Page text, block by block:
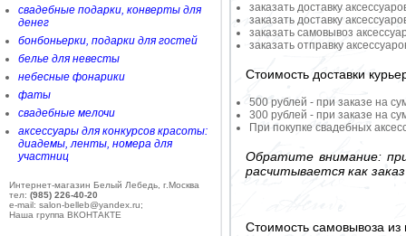
свадебные подарки, конверты для
денег
бонбоньерки, подарки для гостей
белье для невесты
небесные фонарики
фаты
свадебные мелочи
аксессуары для конкурсов красоты:
диадемы, ленты, номера для
участниц
Интернет-магазин Белый Лебедь, г.Москва
тел: (985) 226-40-20
e-mail: salon-belleb@yandex.ru;
Наша группа ВКОНТАКТЕ
заказать доставку
заказать доставку
заказать самовывоз
заказать отправку
Стоимость доставки
500 рублей - при заказе на
300 рублей - при заказе на
При покупке свадебных
Обратите внимание:
расчитывается как
Стоимость самовывоза из